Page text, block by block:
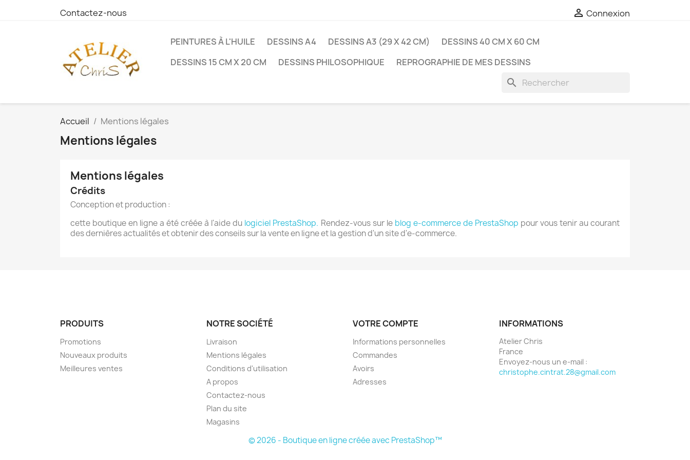
Contactez-nous  Connexion
PEINTURES À L'HUILE DESSINS A4 DESSINS A3 (29 X 42 CM)
DESSINS 40 CM X 60 CM
DESSINS 15 CM X 20 CM
DESSINS PHILOSOPHIQUE REPROGRAPHIE DE MES DESSINS
search
Accueil Mentions légales
Mentions légales
Mentions légales
Crédits
Conception et production :
cette boutique en ligne a été créée à l'aide du logiciel PrestaShop. Rendez-vous sur le blog e-commerce de PrestaShop pour vous tenir au courant
des dernières actualités et obtenir des conseils sur la vente en ligne et la gestion d'un site d'e-commerce.
PRODUITS
Promotions
Nouveaux produits
Meilleures ventes
NOTRE SOCIÉTÉ
Livraison
Mentions légales
Conditions d'utilisation
A propos
Contactez-nous
Plan du site
Magasins
VOTRE COMPTE
Informations personnelles
Commandes
Avoirs
Adresses
INFORMATIONS
Atelier Chris
France
Envoyez-nous un e-mail :
christophe.cintrat.28@gmail.com
© 2026 - Boutique en ligne créée avec PrestaShop™